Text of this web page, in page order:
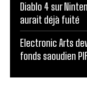
Diablo 4 sur
aurait déjà fuité
Electronic Arts
fonds saoudien